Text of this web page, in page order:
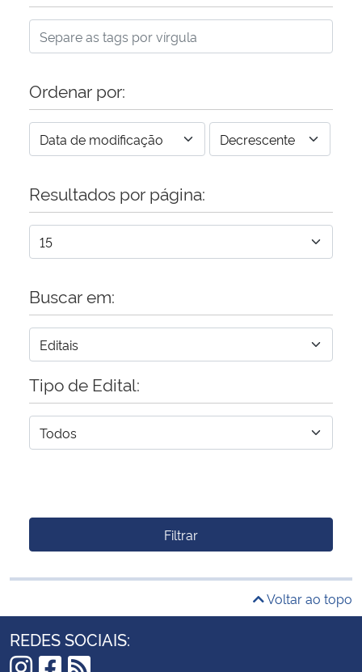
Ordenar por:
Resultados por página:
Buscar em:
Tipo de Edital:
Filtrar
Voltar ao topo
REDES SOCIAIS: